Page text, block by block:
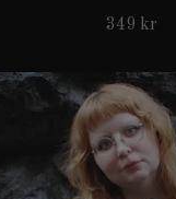
349 kr